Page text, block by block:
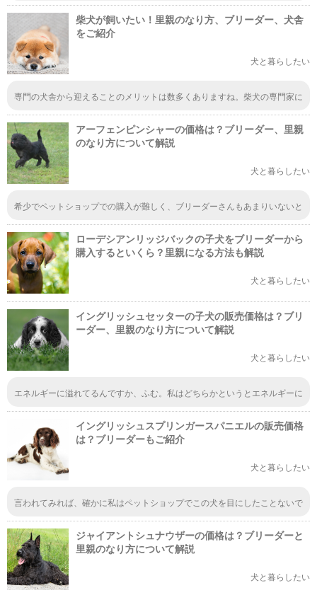
特に初めて犬を飼う場合などは、心配などがたくさんあるでしょうから、心
柴犬が飼いたい！里親のなり方、ブリーダー、犬舎
をご紹介
犬と暮らしたい
専門の犬舎から迎えることのメリットは数多くありますね。柴犬の専門家に
た後のフォロー・ケアをしてくださる面はとてもプラスなことですよね。
アーフェンピンシャーの価格は？ブリーダー、里親
のなり方について解説
犬と暮らしたい
希少でペットショップでの購入が難しく、ブリーダーさんもあまりいないと
ね。ネットを使って里親になるというのが今のところの、受け入れの形にな
るんですね。
ローデシアンリッジバックの子犬をブリーダーから
購入するといくら？里親になる方法も解説
犬と暮らしたい
イングリッシュセッターの子犬の販売価格は？ブリ
ーダー、里親のなり方について解説
犬と暮らしたい
エネルギーに溢れてるんですか、ふむ。私はどちらかというとエネルギーに
ので、エネルギーに溢れているこのイングリッシュセッターを育てるにはふ
さわしくないですね。いっぱい散歩できないと、ストレスたまっちゃうでし
ょうから。
イングリッシュスプリンガースパニエルの販売価格
は？ブリーダーもご紹介
犬と暮らしたい
言われてみれば、確かに私はペットショップでこの犬を目にしたことないで
子はそんなにいないもんね。特別スペースに、たまにいたりすることもある
けど、基本的に小さめの子が多いよね。
ジャイアントシュナウザーの価格は？ブリーダーと
里親のなり方について解説
犬と暮らしたい